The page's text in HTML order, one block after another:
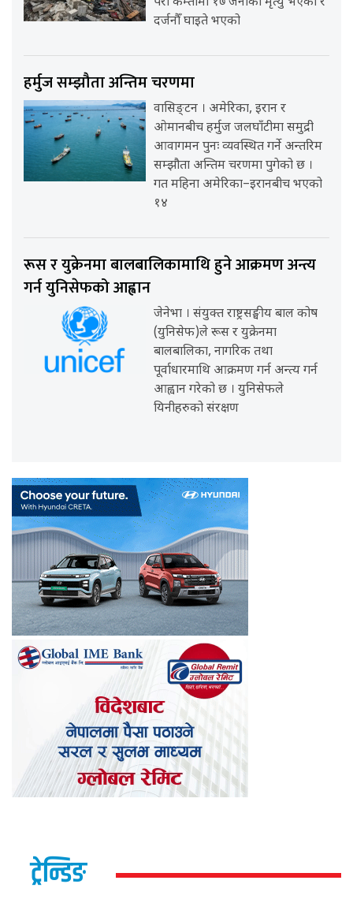
दर्जनौँ घाइते भएको
हर्मुज सम्झौता अन्तिम चरणमा
वासिङ्टन । अमेरिका, इरान र
ओमानबीच हर्मुज जलघाँटीमा समुद्री
आवागमन पुनः व्यवस्थित गर्ने अन्तरिम
सम्झौता अन्तिम चरणमा पुगेको छ ।
गत महिना अमेरिका–इरानबीच भएको
१४
रूस र युक्रेनमा बालबालिकामाथि हुने आक्रमण अन्त्य
गर्न युनिसेफको आह्वान
जेनेभा । संयुक्त राष्ट्रसङ्घीय बाल कोष
(युनिसेफ)ले रूस र युक्रेनमा
बालबालिका, नागरिक तथा
पूर्वाधारमाथि आक्रमण गर्न अन्त्य गर्न
आह्वान गरेको छ । युनिसेफले
यिनीहरुको संरक्षण
ट्रेन्डिङ